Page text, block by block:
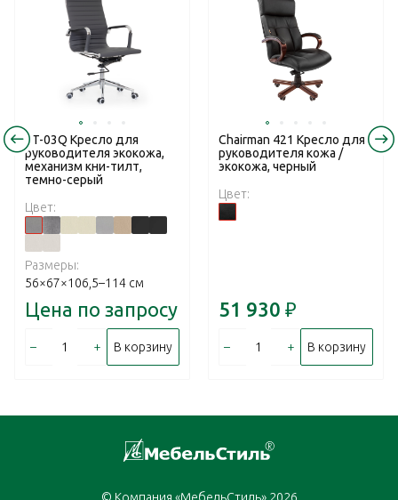
RT-03Q Кресло для
руководителя экокожа,
механизм кни-тилт,
темно-серый
Цвет:
Размеры:
56×67×106,5–114 см
Цена по запросу
– + В корзину
Chairman 421 Кресло для
руководителя кожа /
экокожа, черный
Цвет:
51 930 ₽
– + В корзину